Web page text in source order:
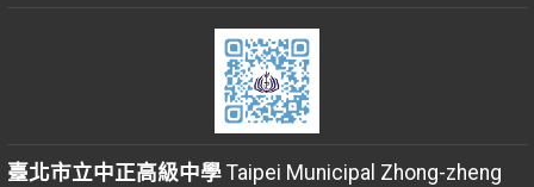
臺北市立中正高級中學Taipei Municipal Zhong-zheng